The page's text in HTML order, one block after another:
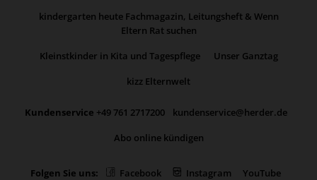
kindergarten heute Fachmagazin, Leitungsheft & Wenn
Eltern Rat suchen
Kleinstkinder in Kita und Tagespflege
Unser Ganztag
kizz Elternwelt
Kundenservice +49 761 2717200
kundenservice@herder.de
Abo online kündigen
Folgen Sie uns: Facebook Instagram
YouTube